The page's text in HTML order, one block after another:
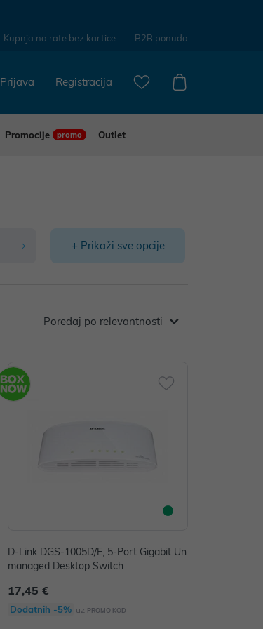
Kupnja na rate bez kartice B2B ponuda
Registracija
Prijava
Promocije promo
Outlet
+ Prikaži sve opcije
Poredaj po relevantnosti
D-Link DGS-1005D/E, 5-Port Gigabit Un
managed Desktop Switch
17,45 €
Dodatnih -5% uz PROMO KOD